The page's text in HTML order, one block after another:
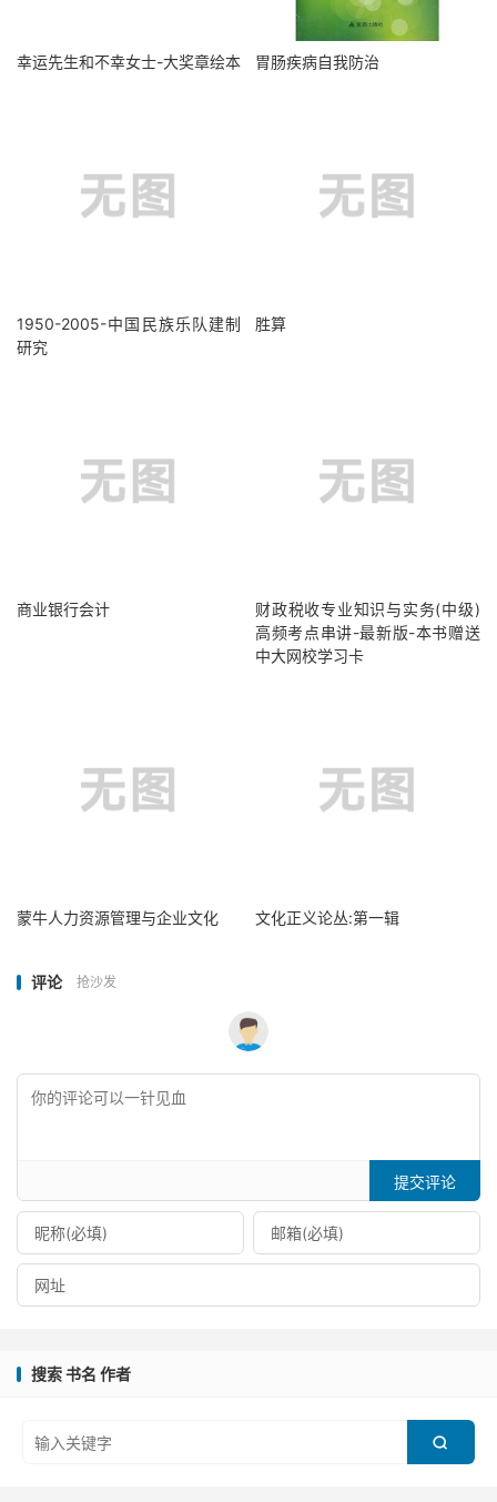
幸运先生和不幸女士-大奖章绘本 胃肠疾病自我防治
1950-2005-中国民族乐队建制
研究
胜算
商业银行会计
财政税收专业知识与实务(中级)
高频考点串讲-最新版-本书赠送
中大网校学习卡
蒙牛人力资源管理与企业文化 文化正义论丛:第一辑
评论 抢沙发
提交评论
搜索 书名 作者
